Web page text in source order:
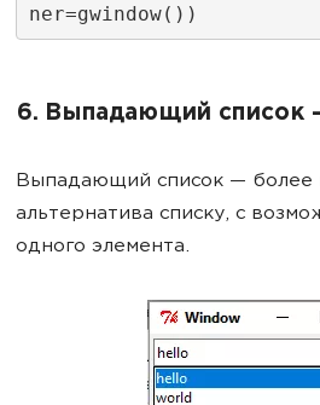
ner=gwindow())
6. Выпадающий список
Выпадающий список — более
альтернатива списку, с
одного элемента.